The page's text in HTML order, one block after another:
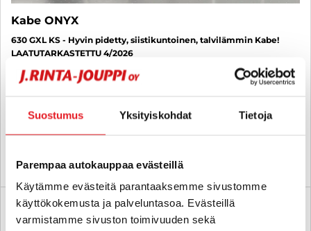
Suostumus Yksityiskohdat Tietoja
Parempaa autokauppaa evästeillä
Käytämme evästeitä parantaaksemme sivustomme
käyttökokemusta ja palveluntasoa. Evästeillä
varmistamme sivuston toimivuuden sekä
Kabe ONYX
630 GXL KS - Hyvin pidetty, siistikuntoinen, talvilämmin Kabe!
LAATUTARKASTETTU 4/2026
2013 , 1 000 km, Vuodepaikat 5
alk. 258 € / kk
KATSO TIEDOT
Rahoituskorko 2,99 % + kulut